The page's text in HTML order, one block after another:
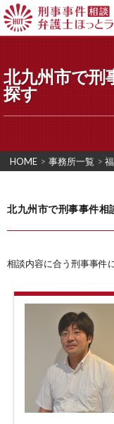
北九州市で刑
探す
HOME > 事務所一覧 >
北九州市で刑事事件相
相談内容に合う刑事事件